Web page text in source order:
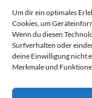
Um dir ein optimales
Cookies, um
Wenn du diesen
Surfverhalten oder
deine Einwilligung nicht
Merkmale und
+39€